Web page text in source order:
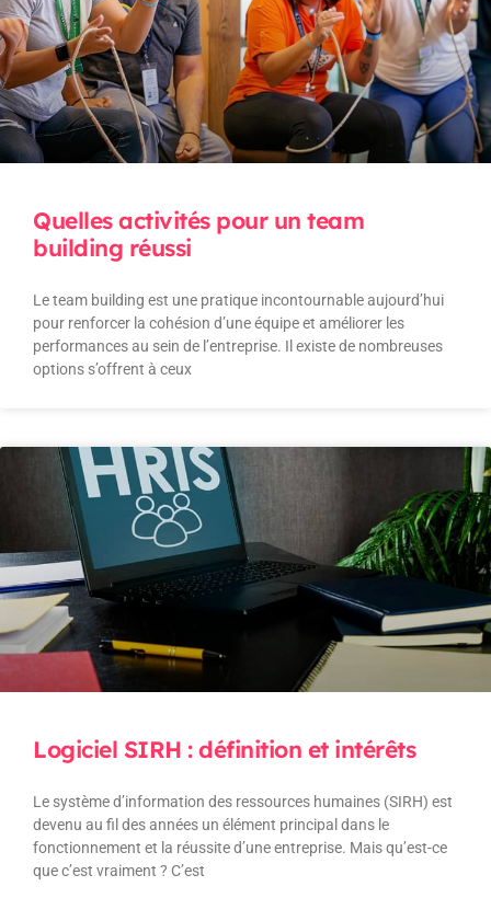
Quelles activités pour un team
building réussi
Le team building est une pratique incontournable aujourd’hui
pour renforcer la cohésion d’une équipe et améliorer les
performances au sein de l’entreprise. Il existe de nombreuses
options s’offrent à ceux
Logiciel SIRH : définition et intérêts
Le système d’information des ressources humaines (SIRH) est
devenu au fil des années un élément principal dans le
fonctionnement et la réussite d’une entreprise. Mais qu’est-ce
que c’est vraiment ? C’est